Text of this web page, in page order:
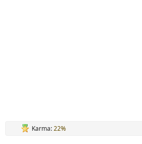
Karma:22%